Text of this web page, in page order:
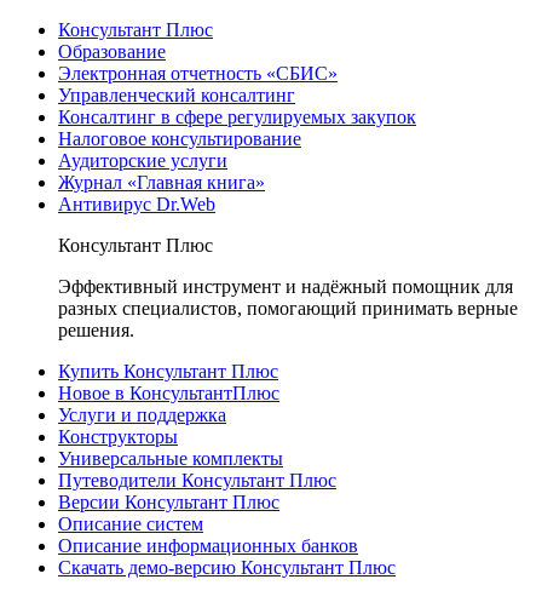
Консультант Плюс
Образование
Электронная отчетность «СБИС»
Управленческий консалтинг
Консалтинг в сфере регулируемых закупок
Налоговое консультирование
Аудиторские услуги
Журнал «Главная книга»
Антивирус Dr.Web
Консультант Плюс
Эффективный инструмент и надёжный помощник для
разных специалистов, помогающий принимать верные
решения.
Купить Консультант Плюс
Новое в КонсультантПлюс
Услуги и поддержка
Конструкторы
Универсальные комплекты
Путеводители Консультант Плюс
Версии Консультант Плюс
Описание систем
Описание информационных банков
Скачать демо-версию Консультант Плюс